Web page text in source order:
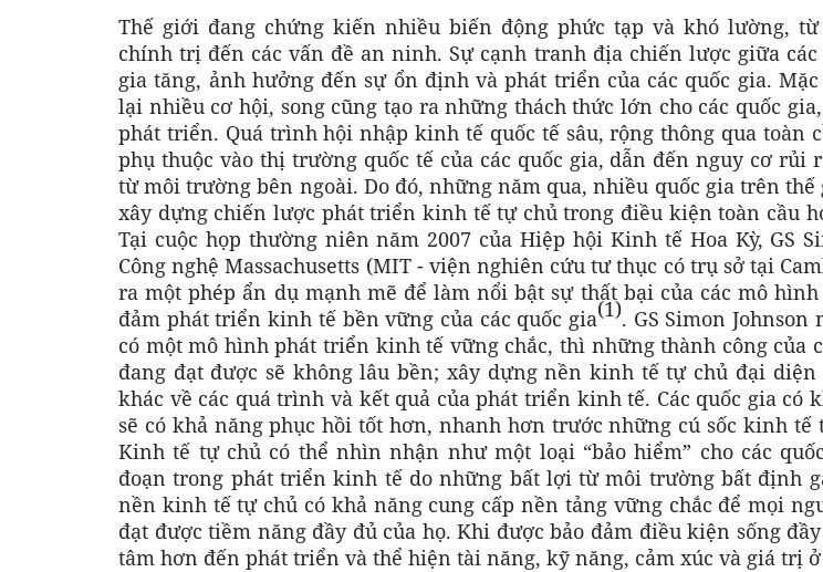
Thế giới đang chứng kiến nhiều biến động phức tạp và khó lường,
chính trị đến các vấn đề an ninh. Sự cạnh tranh địa chiến lược giữa các
gia tăng, ảnh hưởng đến sự ổn định và phát triển của các quốc gia.
lại nhiều cơ hội, song cũng tạo ra những thách thức lớn cho các quốc
phát triển. Quá trình hội nhập kinh tế quốc tế sâu, rộng thông qua toàn
phụ thuộc vào thị trường quốc tế của các quốc gia, dẫn đến nguy cơ rủi
từ môi trường bên ngoài. Do đó, những năm qua, nhiều quốc gia trên thế
xây dựng chiến lược phát triển kinh tế tự chủ trong điều kiện toàn cầu
Tại cuộc họp thường niên năm 2007 của Hiệp hội Kinh tế Hoa Kỳ, GS
Công nghệ Massachusetts (MIT - viện nghiên cứu tư thục có trụ sở tại
ra một phép ẩn dụ mạnh mẽ để làm nổi bật sự thất bại của các mô
đảm phát triển kinh tế bền vững của các quốc gia(1). GS Simon
có một mô hình phát triển kinh tế vững chắc, thì những thành công của
đang đạt được sẽ không lâu bền; xây dựng nền kinh tế tự chủ đại diện
khác về các quá trình và kết quả của phát triển kinh tế. Các quốc gia có
sẽ có khả năng phục hồi tốt hơn, nhanh hơn trước những cú sốc kinh
Kinh tế tự chủ có thể nhìn nhận như một loại “bảo hiểm” cho các
đoạn trong phát triển kinh tế do những bất lợi từ môi trường bất định
nền kinh tế tự chủ có khả năng cung cấp nền tảng vững chắc để mọi
đạt được tiềm năng đầy đủ của họ. Khi được bảo đảm điều kiện sống
tâm hơn đến phát triển và thể hiện tài năng, kỹ năng, cảm xúc và giá trị